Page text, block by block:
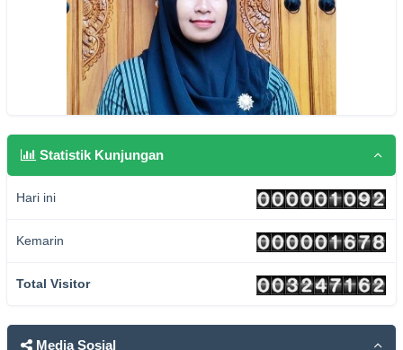
Statistik Kunjungan
Hari ini
Kemarin
Total Visitor
Media Sosial